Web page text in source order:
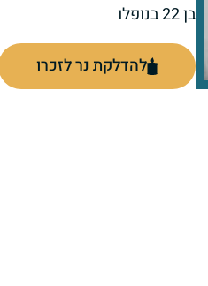
בן 22 בנופלו
להדלקת נר לזכרו